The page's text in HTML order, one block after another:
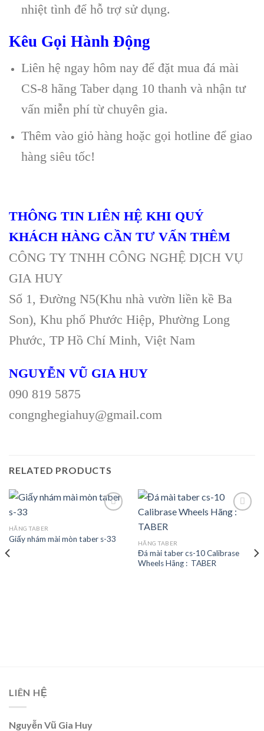
nhiệt tình để hỗ trợ sử dụng.
Kêu Gọi Hành Động
Liên hệ ngay hôm nay để đặt mua đá mài
CS-8 hãng Taber dạng 10 thanh và nhận tư
vấn miễn phí từ chuyên gia.
Thêm vào giỏ hàng hoặc gọi hotline để giao
hàng siêu tốc!
THÔNG TIN LIÊN HỆ KHI QUÝ
KHÁCH HÀNG CẦN TƯ VẤN THÊM
CÔNG TY TNHH CÔNG NGHỆ DỊCH VỤ
GIA HUY
Số 1, Đường N5(Khu nhà vườn liền kề Ba
Son), Khu phố Phước Hiệp, Phường Long
Phước, TP Hồ Chí Minh, Việt Nam
NGUYỄN VŨ GIA HUY
090 819 5875
congnghegiahuy@gmail.com
RELATED PRODUCTS
Add to
HÃNG TABER
Giấy nhám mài mòn taber s-33 HÃNG TABER
Đá mài taber cs-10 Calibrase
Wheels Hãng : TABER
LIÊN HỆ
Nguyễn Vũ Gia Huy